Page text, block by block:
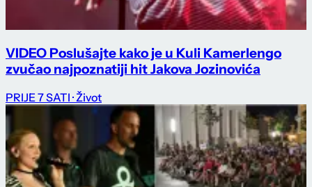
VIDEO Poslušajte kako je u Kuli Kamerlengo
zvučao najpoznatiji hit Jakova Jozinovića
PRIJE 7 SATI · Život